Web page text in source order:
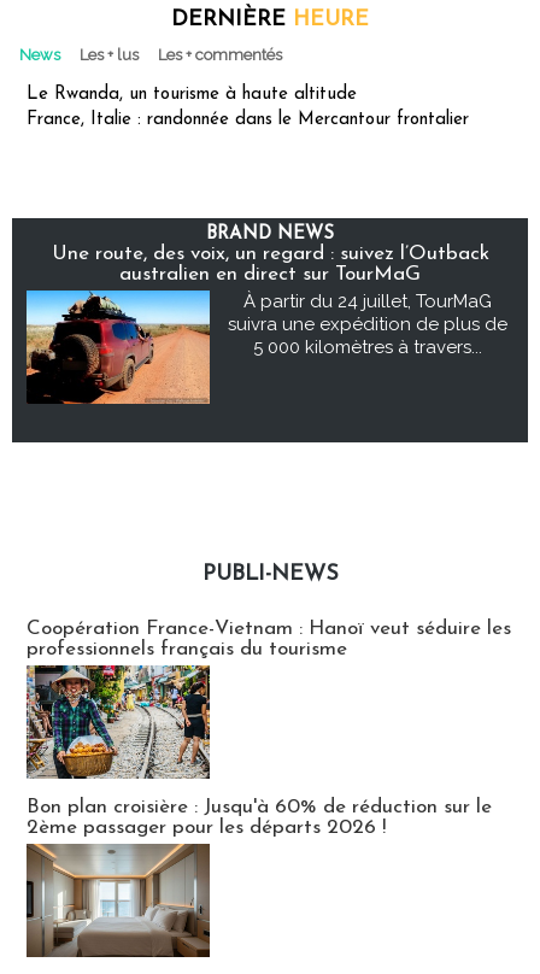
DERNIÈRE HEURE
News Les + lus Les + commentés
Le Rwanda, un tourisme à haute altitude
France, Italie : randonnée dans le Mercantour frontalier
BRAND NEWS
Une route, des voix, un regard : suivez l’Outback
australien en direct sur TourMaG
À partir du 24 juillet, TourMaG
suivra une expédition de plus de
5 000 kilomètres à travers...
PUBLI-NEWS
Coopération France-Vietnam : Hanoï veut séduire les
professionnels français du tourisme
Bon plan croisière : Jusqu'à 60% de réduction sur le
2ème passager pour les départs 2026 !